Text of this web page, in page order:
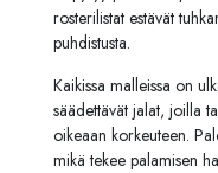
rosterilistat estävät
puhdistusta.
Kaikissa malleissa on
säädettävät jalat, joilla
oikeaan korkeuteen.
mikä tekee palamisen